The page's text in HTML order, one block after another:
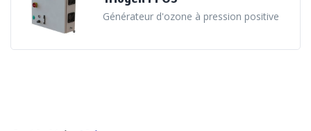
industriels.
«Nous proposons un package regroupant la
chimie, les équipements (les systèmes d’injection, de
régulation, de mesures en ligne), les services associés
Générateur d'ozone à pression positive